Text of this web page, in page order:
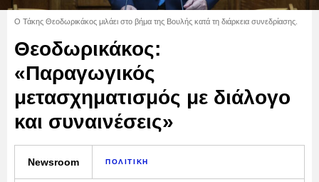
Ο Τάκης Θεοδωρικάκος μιλάει στο βήμα της Βουλής κατά τη διάρκεια συνεδρίασης.
Θεοδωρικάκος:
«Παραγωγικός
μετασχηματισμός με διάλογο
και συναινέσεις»
Newsroom ΠΟΛΙΤΙΚΗ